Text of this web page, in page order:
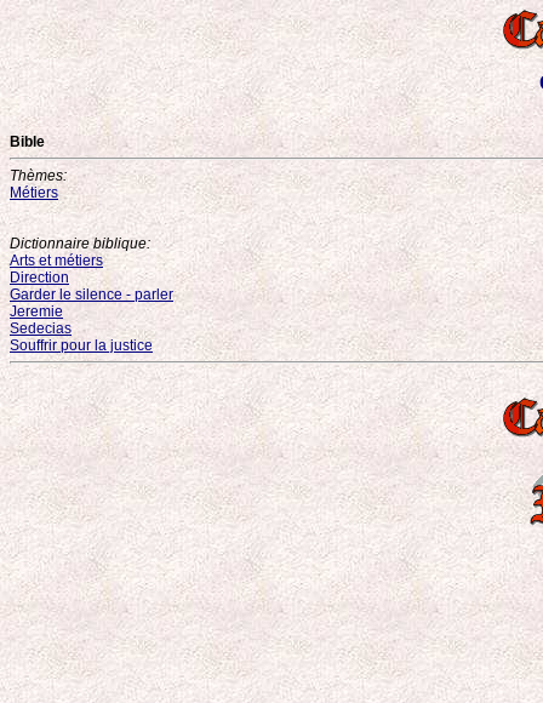
Bible
Thèmes:
Métiers
Dictionnaire biblique:
Arts et métiers
Direction
Garder le silence - parler
Jeremie
Sedecias
Souffrir pour la justice